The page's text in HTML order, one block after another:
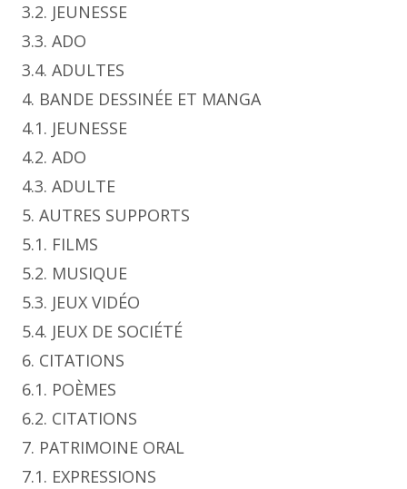
3.2. JEUNESSE
3.3. ADO
3.4. ADULTES
4. BANDE DESSINÉE ET MANGA
4.1. JEUNESSE
4.2. ADO
4.3. ADULTE
5. AUTRES SUPPORTS
5.1. FILMS
5.2. MUSIQUE
5.3. JEUX VIDÉO
5.4. JEUX DE SOCIÉTÉ
6. CITATIONS
6.1. POÈMES
6.2. CITATIONS
7. PATRIMOINE ORAL
7.1. EXPRESSIONS